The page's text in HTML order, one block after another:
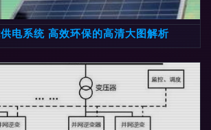
电系统 高效环保的高清大图解析